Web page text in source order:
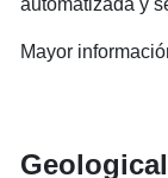
automatizada y
Mayor